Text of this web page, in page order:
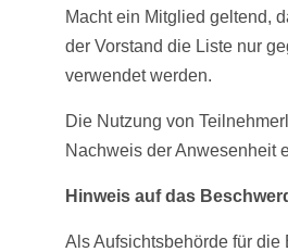
Macht ein Mitglied geltend,
der Vorstand die Liste nur
verwendet werden.
Die Nutzung von
Nachweis der Anwesenheit
Hinweis auf das
Als Aufsichtsbehörde für